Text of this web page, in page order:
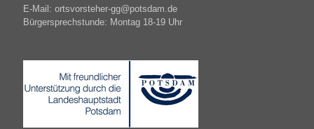
E-Mail: ortsvorsteher-gg@potsdam.de
Bürgersprechstunde: Montag 18-19 Uhr